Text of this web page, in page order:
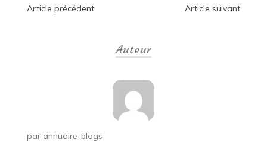
Navigation
Article précédent Article suivant
Auteur
par annuaire-blogs